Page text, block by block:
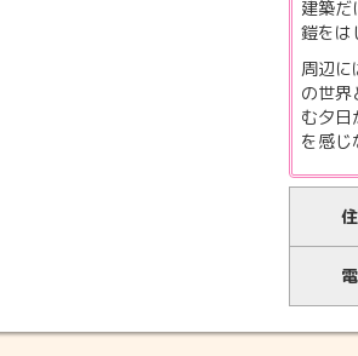
建築だ
鎧をは
周辺に
の世界
む夕日
を感じ